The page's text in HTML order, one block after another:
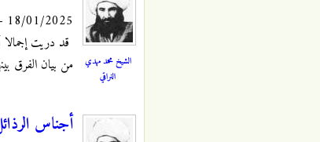
الشيخ محمد مهدي
النراقي
18/01/2025 - 10:52
قد دريت
من بيان الفرق
أجناس